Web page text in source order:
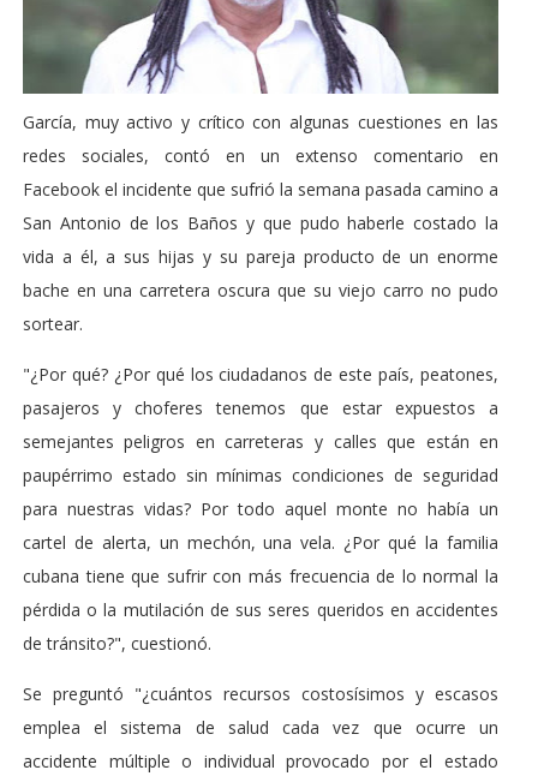
García, muy activo y crítico con algunas cuestiones en las
redes sociales, contó en un extenso comentario en
Facebook el incidente que sufrió la semana pasada camino a
San Antonio de los Baños y que pudo haberle costado la
vida a él, a sus hijas y su pareja producto de un enorme
bache en una carretera oscura que su viejo carro no pudo
sortear.
"¿Por qué? ¿Por qué los ciudadanos de este país, peatones,
pasajeros y choferes tenemos que estar expuestos a
semejantes peligros en carreteras y calles que están en
paupérrimo estado sin mínimas condiciones de seguridad
para nuestras vidas? Por todo aquel monte no había un
cartel de alerta, un mechón, una vela. ¿Por qué la familia
cubana tiene que sufrir con más frecuencia de lo normal la
pérdida o la mutilación de sus seres queridos en accidentes
de tránsito?", cuestionó.
Se preguntó "¿cuántos recursos costosísimos y escasos
emplea el sistema de salud cada vez que ocurre un
accidente múltiple o individual provocado por el estado